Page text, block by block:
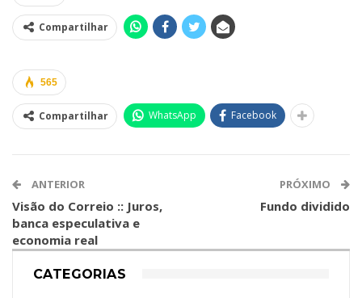
Compartilhar
565
Compartilhar WhatsApp Facebook
ANTERIOR
Visão do Correio :: Juros,
banca especulativa e
economia real
PRÓXIMO
Fundo dividido
CATEGORIAS